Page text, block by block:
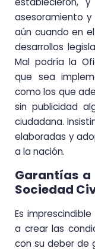
asesoramiento
aún cuando en
desarrollos
Mal podría la
que sea
como los que
sin publicidad
ciudadana.
elaboradas y
a la nación.
Garantías a
Sociedad
Es
a crear las
con su deber de